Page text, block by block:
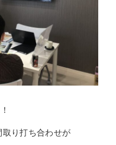
り打ち合わせが